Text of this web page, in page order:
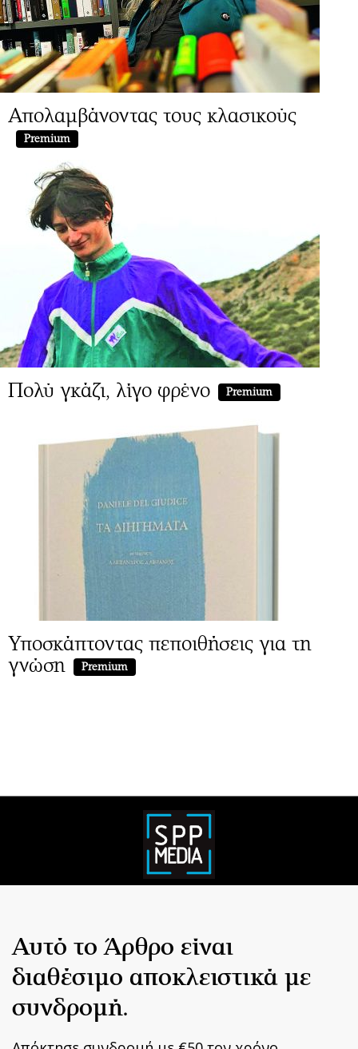
Αυτό το Άρθρο είναι
διαθέσιμο αποκλειστικά με
συνδρομή.
Απολαμβάνοντας τους κλασικούς
Premium
Πολύ γκάζι, λίγο φρένο Premium
Υποσκάπτοντας πεποιθήσεις για τη
γνώση
Premium